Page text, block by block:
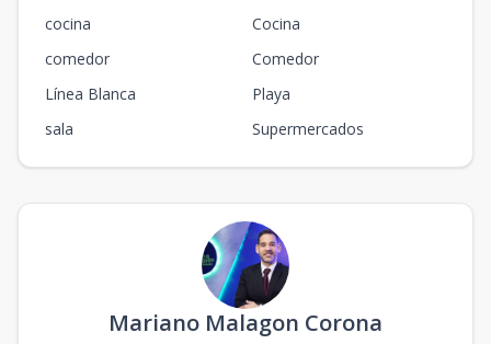
cocina
Cocina
comedor
Comedor
Línea Blanca
Playa
sala
Supermercados
Mariano Malagon Corona